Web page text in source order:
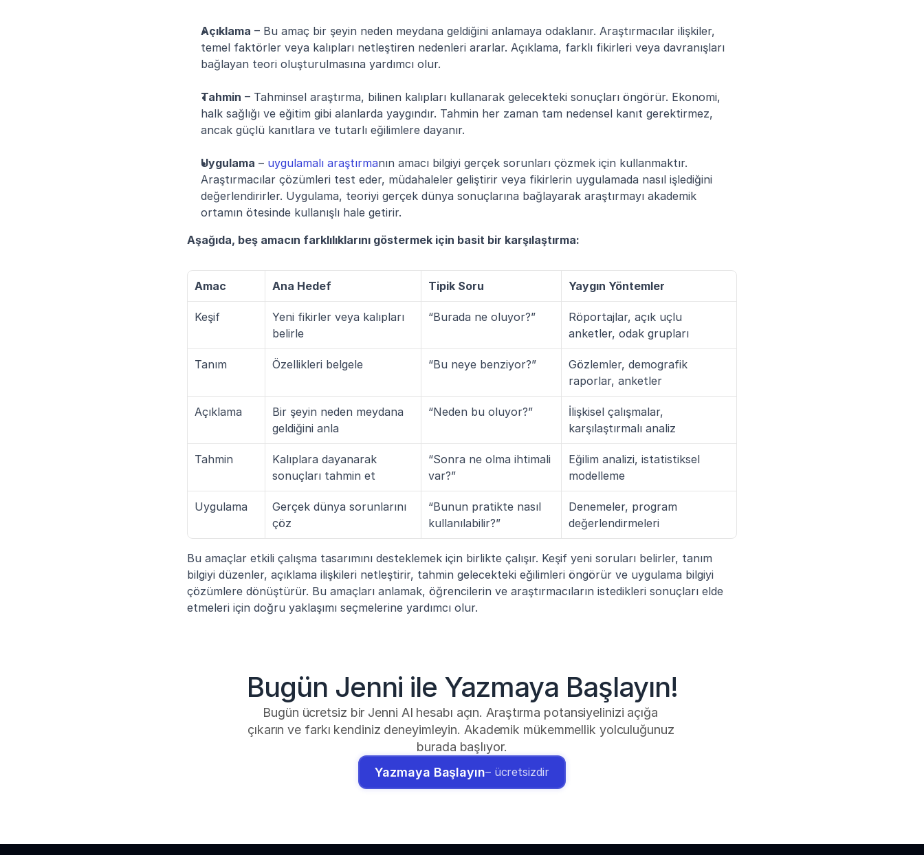
Açıklama – Bu amaç bir şeyin neden meydana geldiğini anlamaya odaklanır. Araştırmacılar ilişkiler,
temel faktörler veya kalıpları netleştiren nedenleri ararlar. Açıklama, farklı fikirleri veya davranışları
bağlayan teori oluşturulmasına yardımcı olur.
Tahmin – Tahminsel araştırma, bilinen kalıpları kullanarak gelecekteki sonuçları öngörür. Ekonomi,
halk sağlığı ve eğitim gibi alanlarda yaygındır. Tahmin her zaman tam nedensel kanıt gerektirmez,
ancak güçlü kanıtlara ve tutarlı eğilimlere dayanır.
Uygulama – uygulamalı araştırmanın amacı bilgiyi gerçek sorunları çözmek için kullanmaktır.
Araştırmacılar çözümleri test eder, müdahaleler geliştirir veya fikirlerin uygulamada nasıl işlediğini
değerlendirirler. Uygulama, teoriyi gerçek dünya sonuçlarına bağlayarak araştırmayı akademik
ortamın ötesinde kullanışlı hale getirir.
Aşağıda, beş amacın farklılıklarını göstermek için basit bir karşılaştırma:
Amac Ana Hedef Tipik Soru Yaygın Yöntemler
Keşif
Yeni fikirler veya kalıpları
belirle
“Burada ne oluyor?”
Röportajlar, açık uçlu
anketler, odak grupları
Tanım Özellikleri belgele “Bu neye benziyor?”
Gözlemler, demografik
raporlar, anketler
Açıklama
Bir şeyin neden meydana
geldiğini anla
“Neden bu oluyor?”
İlişkisel çalışmalar,
karşılaştırmalı analiz
Tahmin
Kalıplara dayanarak
sonuçları tahmin et
“Sonra ne olma ihtimali
var?”
Eğilim analizi, istatistiksel
modelleme
Uygulama
Gerçek dünya sorunlarını
çöz
“Bunun pratikte nasıl
kullanılabilir?”
Denemeler, program
değerlendirmeleri
Bu amaçlar etkili çalışma tasarımını desteklemek için birlikte çalışır. Keşif yeni soruları belirler, tanım
bilgiyi düzenler, açıklama ilişkileri netleştirir, tahmin gelecekteki eğilimleri öngörür ve uygulama bilgiyi
çözümlere dönüştürür. Bu amaçları anlamak, öğrencilerin ve araştırmacıların istedikleri sonuçları elde
etmeleri için doğru yaklaşımı seçmelerine yardımcı olur.
Bugün Jenni ile Yazmaya Başlayın!
Bugün ücretsiz bir Jenni AI hesabı açın. Araştırma potansiyelinizi açığa
çıkarın ve farkı kendiniz deneyimleyin. Akademik mükemmellik yolculuğunuz
burada başlıyor.
Yazmaya Başlayın– ücretsizdir